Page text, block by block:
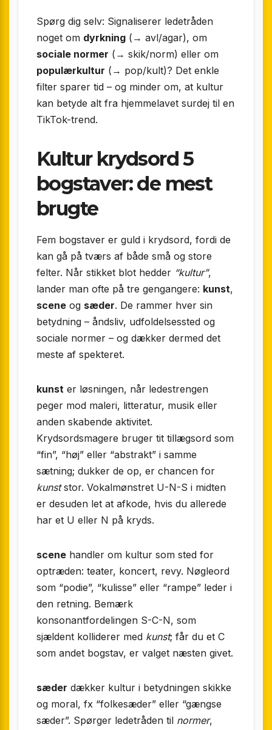
Spørg dig selv: Signaliserer ledetråden
noget om dyrkning (→ avl/agar), om
sociale normer (→ skik/norm) eller om
populærkultur (→ pop/kult)? Det enkle
filter sparer tid – og minder om, at kultur
kan betyde alt fra hjemmelavet surdej til en
TikTok-trend.
Kultur krydsord 5
bogstaver: de mest
brugte
Fem bogstaver er guld i krydsord, fordi de
kan gå på tværs af både små og store
felter. Når stikket blot hedder “kultur”,
lander man ofte på tre gengangere: kunst,
scene og sæder. De rammer hver sin
betydning – åndsliv, udfoldelsessted og
sociale normer – og dækker dermed det
meste af spekteret.
kunst er løsningen, når ledestrengen
peger mod maleri, litteratur, musik eller
anden skabende aktivitet.
Krydsordsmagere bruger tit tillægsord som
“fin”, “høj” eller “abstrakt” i samme
sætning; dukker de op, er chancen for
kunststor. Vokalmønstret U-N-S i midten
er desuden let at afkode, hvis du allerede
har et U eller N på kryds.
scene handler om kultur som sted for
optræden: teater, koncert, revy. Nøgleord
som “podie”, “kulisse” eller “rampe” leder i
den retning. Bemærk
konsonantfordelingen S-C-N, som
sjældent kolliderer med kunst; får du et C
som andet bogstav, er valget næsten givet.
sæder dækker kultur i betydningen skikke
og moral, fx “folkesæder” eller “gængse
sæder”. Spørger ledetråden til normer,